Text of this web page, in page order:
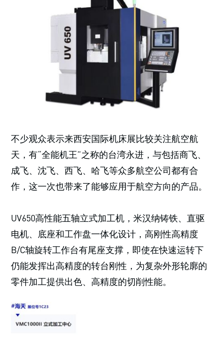
不少观众表示来西安国际机床展比较关注航空航
天，有“全能机王”之称的台湾永进，与包括商飞、
成飞、沈飞、西飞、哈飞等众多航空公司都有合
作，这一次也带来了能够应用于航空方向的产品。
UV650高性能五轴立式加工机，米汉纳铸铁、直驱
电机、底座和工作盘一体化设计，高刚性高精度
B/C轴旋转工作台有尾座支撑，即使在快速运转下
仍能发挥出高精度的转台刚性，为复杂外形轮廓的
零件加工提供出色、高精度的切削性能。